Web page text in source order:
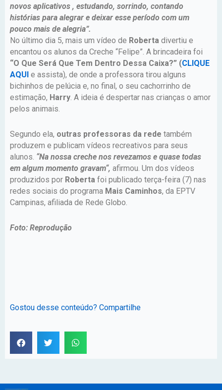
novos aplicativos , estudando, sorrindo, contando
histórias para alegrar e deixar esse período com um
pouco mais de alegria”.
No último dia 5, mais um vídeo de Roberta divertiu e
encantou os alunos da Creche “Felipe”. A brincadeira foi
“O Que Será Que Tem Dentro Dessa Caixa?” (CLIQUE
AQUI e assista), de onde a professora tirou alguns
bichinhos de pelúcia e, no final, o seu cachorrinho de
estimação, Harry. A ideia é despertar nas crianças o amor
pelos animais.
Segundo ela, outras professoras da rede também
produzem e publicam vídeos recreativos para seus
alunos. “Na nossa creche nos revezamos e quase todas
em algum momento gravam“, afirmou. Um dos vídeos
produzidos por Roberta foi publicado terça-feira (7) nas
redes sociais do programa Mais Caminhos, da EPTV
Campinas, afiliada de Rede Globo.
Foto: Reprodução
Gostou desse conteúdo? Compartilhe